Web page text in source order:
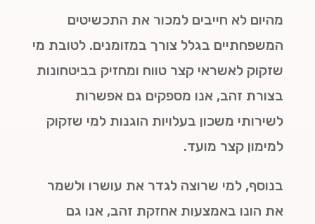
מהיום לא חייבים למכור את התכשיטים
המשפחתיים בגלל צורך במזומנים. לטובת מי
שזקוק לאשראי קצר טווח ומחזיק בביטחונות
בצורת זהב, אנו מספקים גם אפשרות
לשירותי משכון בעלויות הוגנות למי שזקוק
למימון קצר מועד.
בנוסף, למי שרוצה לגדר את עושרו ולשמר
את הונו באמצעות אחזקת זהב, אנו גם